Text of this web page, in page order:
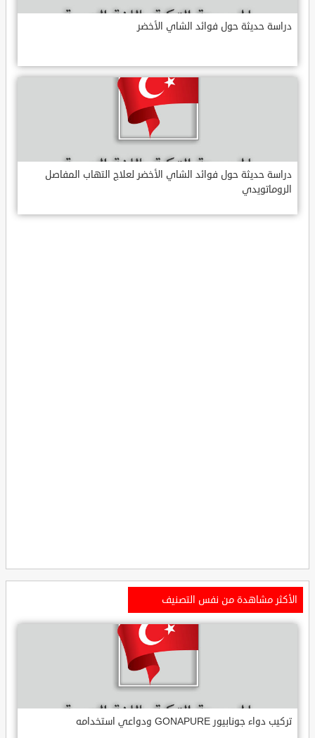
دراسة حديثة حول فوائد الشاي الأخضر
دراسة حديثة حول فوائد الشاي الأخضر لعلاج التهاب المفاصل
الروماتويدي
الأكثر مشاهدة من نفس التصنيف
تركيب دواء جونابيور GONAPURE ودواعي استخدامه